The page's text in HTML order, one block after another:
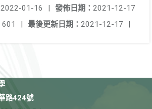
發佈日期： 2021-12-17
2022-01-16
|
最後更新日期： 2021-12-17 |
601 |
路424號